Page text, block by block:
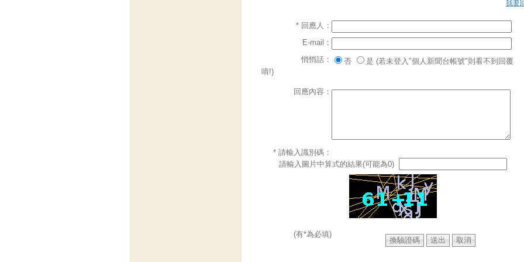
我要
* 回應人：
E-mail：
悄悄話：
否
是 (若未登入"個人新聞台帳號"則看不到回覆
唷!)
回應內容：
* 請輸入識別碼：
請輸入圖片中算式的結果(可能為0)
(有*為必填)